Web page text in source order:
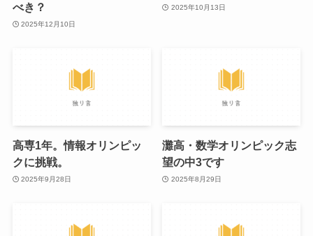
べき？
2025年12月10日
2025年10月13日
高専1年。情報オリンピッ
クに挑戦。
2025年9月28日
灘高・数学オリンピック志
望の中3です
2025年8月29日